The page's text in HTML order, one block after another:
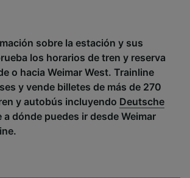
sobre la estación y sus
los horarios de tren y reserva
o hacia Weimar West. Trainline
y vende billetes de más de 270
y autobús incluyendo Deutsche
a dónde puedes ir desde Weimar